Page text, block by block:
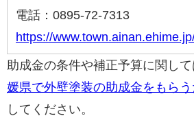
電話：0895-72-7313
https://
助成金の条件や補正予算に関し
媛県で外壁塗装の助成金をもら
してください。